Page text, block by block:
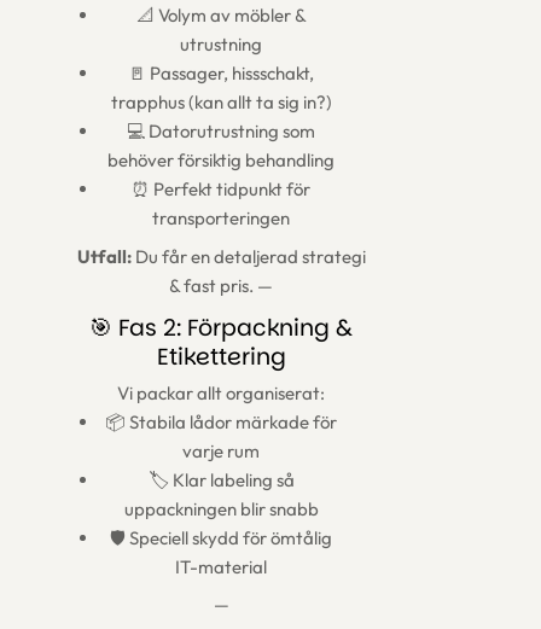
📐 Volym av möbler &
utrustning
🚪 Passager, hissschakt,
trapphus (kan allt ta sig in?)
💻 Datorutrustning som
behöver försiktig behandling
⏰ Perfekt tidpunkt för
transporteringen
Utfall:Du får en detaljerad strategi
& fast pris. —
🎯 Fas 2: Förpackning &
Etikettering
Vi packar allt organiserat:
📦 Stabila lådor märkade för
varje rum
🏷️ Klar labeling så
uppackningen blir snabb
🛡️ Speciell skydd för ömtålig
IT-material
—